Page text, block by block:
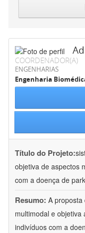
COORDENADOR(A)
ENGENHARIAS
Engenharia
Título do Projeto:
objetiva de aspectos
com a doença de
Resumo: A
multimodal e
indivíduos com a